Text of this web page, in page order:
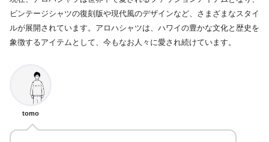
ビンテージシャツの復刻版や現代風のデザインなど、さまざまなスタイ
ルが展開されています。アロハシャツは、ハワイの豊かな文化と歴史を
象徴するアイテムとして、今もなお人々に愛され続けています。
tomo